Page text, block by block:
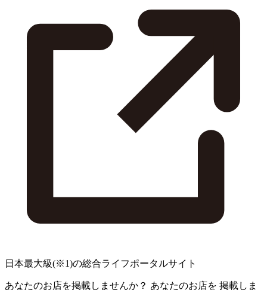
日本最大級(※1)の総合ライフポータルサイト
あなたのお店を掲載しませんか？ あなたのお店を 掲載しま